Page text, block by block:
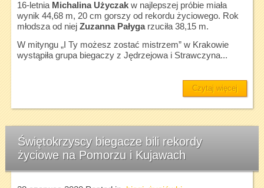
16-letnia Michalina Użyczakw najlepszej próbie miała
wynik 44,68 m, 20 cm gorszy od rekordu życiowego. Rok
młodsza od niej Zuzanna Pałygarzuciła 38,15 m.
W mityngu „I Ty możesz zostać mistrzem” w Krakowie
wystąpiła grupa biegaczy z Jędrzejowa i Strawczyna...
Czytaj więcej
Świętokrzyscy biegacze bili rekordy
życiowe na Pomorzu i Kujawach